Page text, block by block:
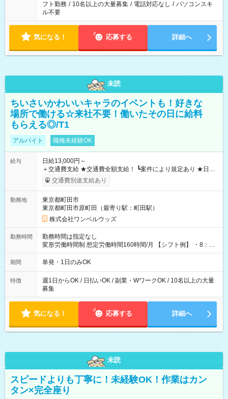
フト勤務 / 10名以上の大量募集 / 電話対応なし / パソコンスキ
ル不要
気になる！ 応募する 詳細へ
未読
ちいさいかわいいキャラのイベントも！好きな
場所で働ける☆来社不要！働いたその日に給料
もらえる◎/T1
アルバイト 職種未経験OK
給与
日給13,000円～
＋交通費支給 ★交通費全額支給！ ┗案件により規定あり ★日払
いOK！（規定あり） ┗働いたその日に現金GET♪ お仕事後はコ
ンビニATMから 日払い分を引き落とせます！ 【試用期間】試
交通費別途支給あり
勤務地
東京都町田市
東京都町田市原町田（最寄り駅：町田駅）
株式会社ワンベルウッズ
勤務時間
勤務時間は指定なし
変形労働時間制 想定労働時間160時間/月 【シフト例】 ・8：00
～21：00
期間 単発・1日のみOK
特徴
週1日からOK / 日払いOK / 副業・WワークOK / 10名以上の大量
募集
気になる！ 応募する 詳細へ
未読
スピードよりも丁寧に！未経験OK！作業はカン
タン×完全座り